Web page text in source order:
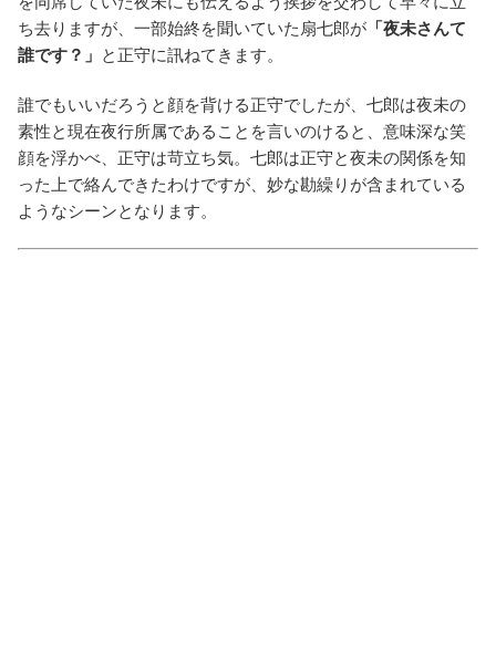
ち去りますが、一部始終を聞いていた扇七郎が 「夜未さんて
誰です？」 と正守に訊ねてきます。
誰でもいいだろうと顔を背ける正守でしたが、七郎は夜未の
素性と現在夜行所属であることを言いのけると、意味深な笑
顔を浮かべ、正守は苛立ち気。七郎は正守と夜未の関係を知
った上で絡んできたわけですが、妙な勘繰りが含まれている
ようなシーンとなります。